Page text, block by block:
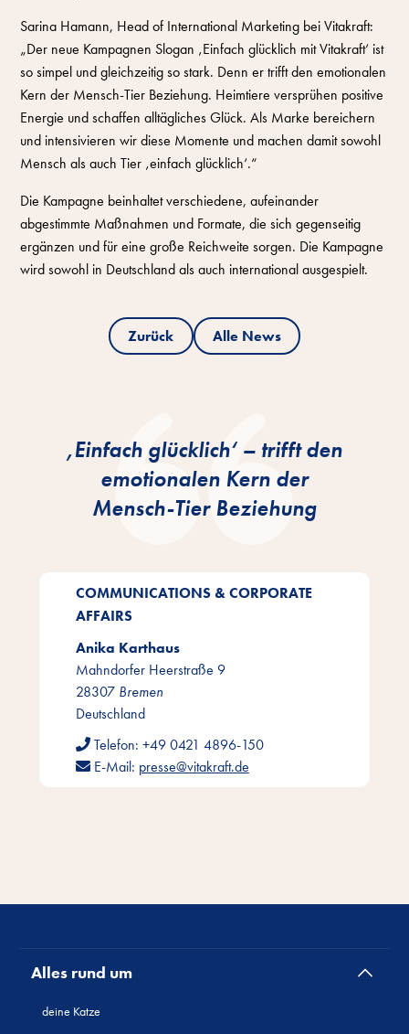
Sarina Hamann, Head of International Marketing bei Vitakraft:
„Der neue Kampagnen Slogan ‚Einfach glücklich mit Vitakraft‘ ist
so simpel und gleichzeitig so stark. Denn er trifft den emotionalen
Kern der Mensch-Tier Beziehung. Heimtiere versprühen positive
Energie und schaffen alltägliches Glück. Als Marke bereichern
und intensivieren wir diese Momente und machen damit sowohl
Mensch als auch Tier ‚einfach glücklich‘.“
Die Kampagne beinhaltet verschiedene, aufeinander
abgestimmte Maßnahmen und Formate, die sich gegenseitig
ergänzen und für eine große Reichweite sorgen. Die Kampagne
wird sowohl in Deutschland als auch international ausgespielt.
Zurück Alle News
‚Einfach glücklich‘ – trifft den
emotionalen Kern der
Mensch-Tier Beziehung
COMMUNICATIONS & CORPORATE
AFFAIRS
Anika Karthaus
Mahndorfer Heerstraße 9
28307 Bremen
Deutschland
Telefon: +49 0421 4896-150
E-Mail: presse@vitakraft.de
Alles rund um
deine Katze